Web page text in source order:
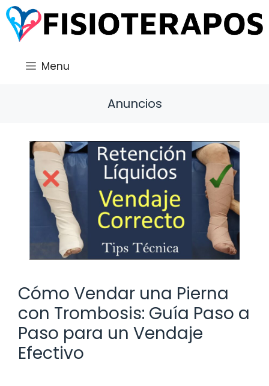
Saltar
al
contenido
Menu
Anuncios
Cómo Vendar una Pierna
con Trombosis: Guía Paso a
Paso para un Vendaje
Efectivo